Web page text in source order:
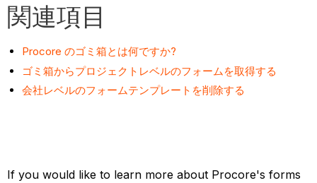
関連項目
Procore のゴミ箱とは何ですか?
ゴミ箱からプロジェクトレベルのフォームを取得する
会社レベルのフォームテンプレートを削除する
If you would like to learn more about Procore's forms